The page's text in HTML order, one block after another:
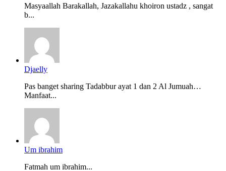
Masyaallah Barakallah, Jazakallahu khoiron ustadz , sangat
b...
Djaelly
Pas banget sharing Tadabbur ayat 1 dan 2 Al Jumuah…
Manfaat...
Um ibrahim
Fatmah um ibrahim...